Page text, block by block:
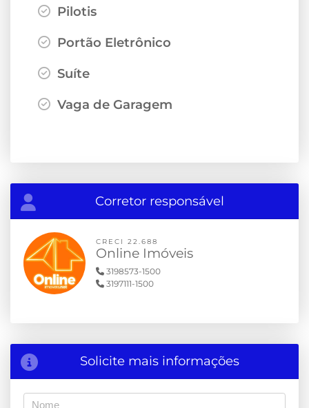
Pilotis
Portão Eletrônico
Suíte
Vaga de Garagem
Corretor responsável
CRECI 22.688
Online Imóveis
3198573-1500
3197111-1500
Solicite mais informações